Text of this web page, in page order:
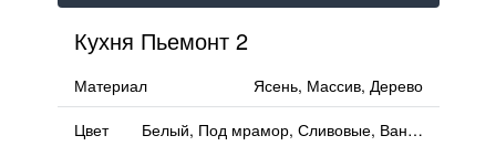
Кухня Пьемонт 2
Материал
Ясень, Массив, Дерево
Цвет
Белый, Под мрамор, Сливовые, Ваниль, Синий